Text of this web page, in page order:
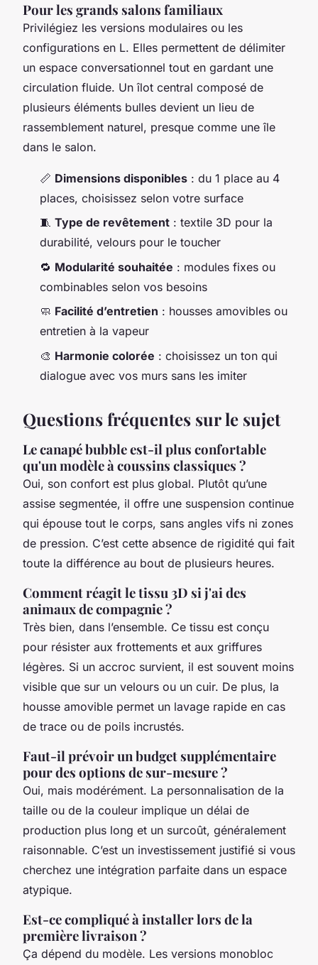
Pour les grands salons familiaux
Privilégiez les versions modulaires ou les
configurations en L. Elles permettent de délimiter
un espace conversationnel tout en gardant une
circulation fluide. Un îlot central composé de
plusieurs éléments bulles devient un lieu de
rassemblement naturel, presque comme une île
dans le salon.
📏 Dimensions disponibles : du 1 place au 4
places, choisissez selon votre surface
🧵 Type de revêtement : textile 3D pour la
durabilité, velours pour le toucher
🔁 Modularité souhaitée : modules fixes ou
combinables selon vos besoins
🧼 Facilité d’entretien : housses amovibles ou
entretien à la vapeur
🎨 Harmonie colorée : choisissez un ton qui
dialogue avec vos murs sans les imiter
Questions fréquentes sur le sujet
Le canapé bubble est-il plus confortable
qu'un modèle à coussins classiques ?
Oui, son confort est plus global. Plutôt qu’une
assise segmentée, il offre une suspension continue
qui épouse tout le corps, sans angles vifs ni zones
de pression. C’est cette absence de rigidité qui fait
toute la différence au bout de plusieurs heures.
Comment réagit le tissu 3D si j'ai des
animaux de compagnie ?
Très bien, dans l’ensemble. Ce tissu est conçu
pour résister aux frottements et aux griffures
légères. Si un accroc survient, il est souvent moins
visible que sur un velours ou un cuir. De plus, la
housse amovible permet un lavage rapide en cas
de trace ou de poils incrustés.
Faut-il prévoir un budget supplémentaire
pour des options de sur-mesure ?
Oui, mais modérément. La personnalisation de la
taille ou de la couleur implique un délai de
production plus long et un surcoût, généralement
raisonnable. C’est un investissement justifié si vous
cherchez une intégration parfaite dans un espace
atypique.
Est-ce compliqué à installer lors de la
première livraison ?
Ça dépend du modèle. Les versions monobloc